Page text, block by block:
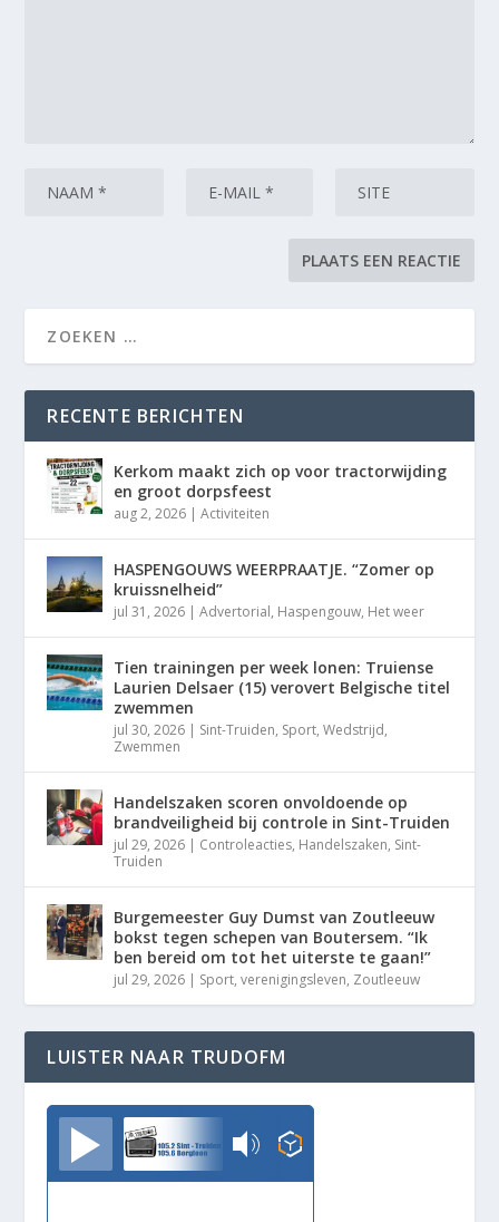
RECENTE BERICHTEN
Kerkom maakt zich op voor tractorwijding
en groot dorpsfeest
aug 2, 2026 |Activiteiten
HASPENGOUWS WEERPRAATJE. “Zomer op
kruissnelheid”
jul 31, 2026 |Advertorial, Haspengouw, Het weer
Tien trainingen per week lonen: Truiense
Laurien Delsaer (15) verovert Belgische titel
zwemmen
jul 30, 2026 | Sint-Truiden, Sport,Wedstrijd,
Zwemmen
Handelszaken scoren onvoldoende op
brandveiligheid bij controle in Sint-Truiden
jul 29, 2026 | Controleacties, Handelszaken, Sint-
Truiden
Burgemeester Guy Dumst van Zoutleeuw
bokst tegen schepen van Boutersem. “Ik
ben bereid om tot het uiterste te gaan!”
jul 29, 2026 | Sport,verenigingsleven, Zoutleeuw
LUISTER NAAR TRUDOFM
TrudoFM